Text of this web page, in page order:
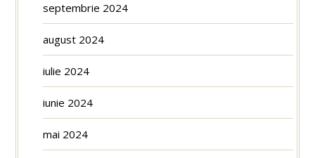
septembrie 2024
august 2024
iulie 2024
iunie 2024
mai 2024